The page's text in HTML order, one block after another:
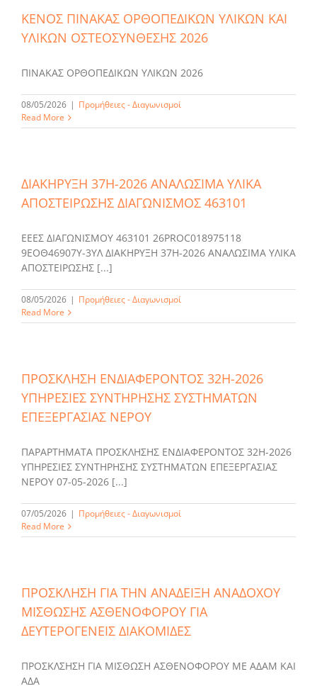
ΚΕΝΟΣ ΠΙΝΑΚΑΣ ΟΡΘΟΠΕΔΙΚΩΝ ΥΛΙΚΩΝ ΚΑΙ
ΥΛΙΚΩΝ ΟΣΤΕΟΣΥΝΘΕΣΗΣ 2026
ΠΙΝΑΚΑΣ ΟΡΘΟΠΕΔΙΚΩΝ ΥΛΙΚΩΝ 2026
08/05/2026 | Προμήθειες - Διαγωνισμοί
Read More
ΔΙΑΚΗΡΥΞΗ 37Η-2026 ΑΝΑΛΩΣΙΜΑ ΥΛΙΚΑ
ΑΠΟΣΤΕΙΡΩΣΗΣ ΔΙΑΓΩΝΙΣΜΟΣ 463101
ΕΕΕΣ ΔΙΑΓΩΝΙΣΜΟΥ 463101 26PROC018975118
9ΕΟΘ46907Υ-3ΥΛ ΔΙΑΚΗΡΥΞΗ 37Η-2026 ΑΝΑΛΩΣΙΜΑ ΥΛΙΚΑ
ΑΠΟΣΤΕΙΡΩΣΗΣ [...]
08/05/2026 | Προμήθειες - Διαγωνισμοί
Read More
ΠΡΟΣΚΛΗΣΗ ΕΝΔΙΑΦΕΡΟΝΤΟΣ 32Η-2026
ΥΠΗΡΕΣΙΕΣ ΣΥΝΤΗΡΗΣΗΣ ΣΥΣΤΗΜΑΤΩΝ
ΕΠΕΞΕΡΓΑΣΙΑΣ ΝΕΡΟΥ
ΠΑΡΑΡΤΗΜΑΤΑ ΠΡΟΣΚΛΗΣΗΣ ΕΝΔΙΑΦΕΡΟΝΤΟΣ 32Η-2026
ΥΠΗΡΕΣΙΕΣ ΣΥΝΤΗΡΗΣΗΣ ΣΥΣΤΗΜΑΤΩΝ ΕΠΕΞΕΡΓΑΣΙΑΣ
ΝΕΡΟΥ 07-05-2026 [...]
07/05/2026 | Προμήθειες - Διαγωνισμοί
Read More
ΠΡΟΣΚΛΗΣΗ ΓΙΑ ΤΗΝ ΑΝΑΔΕΙΞΗ ΑΝΑΔΟΧΟΥ
ΜΙΣΘΩΣΗΣ ΑΣΘΕΝΟΦΟΡΟΥ ΓΙΑ
ΔΕΥΤΕΡΟΓΕΝΕΙΣ ΔΙΑΚΟΜΙΔΕΣ
ΠΡΟΣΚΛΣΗΣΗ ΓΙΑ ΜΙΣΘΩΣΗ ΑΣΘΕΝΟΦΟΡΟΥ ΜΕ ΑΔΑΜ ΚΑΙ
ΑΔΑ